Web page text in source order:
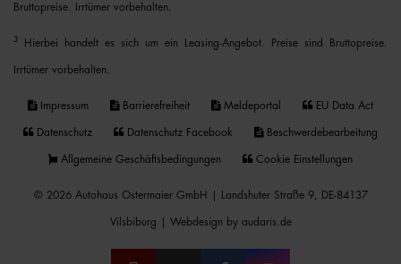
Bruttopreise. Irrtümer vorbehalten.
3 Hierbei handelt es sich um ein Leasing-Angebot. Preise sind Bruttopreise.
Irrtümer vorbehalten.
Impressum Barrierefreiheit Meldeportal EU Data Act
Datenschutz Datenschutz Facebook Beschwerdebearbeitung
Allgemeine Geschäftsbedingungen Cookie Einstellungen
© 2026 Autohaus Ostermaier GmbH | Landshuter Straße 9, DE-84137
Vilsbiburg | Webdesign by audaris.de